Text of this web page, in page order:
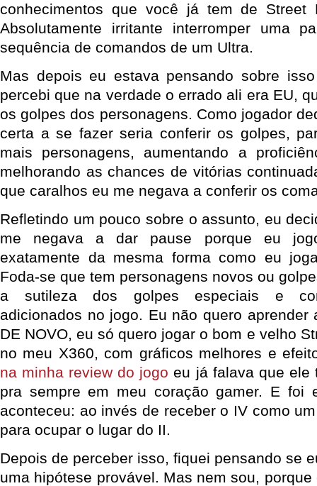
conhecimentos que você já tem de Street
Absolutamente irritante interromper uma
sequência de comandos de um Ultra.
Mas depois eu estava pensando sobre
percebi que na verdade o errado ali era EU,
os golpes dos personagens. Como jogador
certa a se fazer seria conferir os golpes,
mais personagens, aumentando a
melhorando as chances de vitórias
que caralhos eu me negava a conferir os
Refletindo um pouco sobre o assunto, eu
me negava a dar pause porque eu
exatamente da mesma forma como eu
Foda-se que tem personagens novos ou
a sutileza dos golpes especiais e
adicionados no jogo. Eu não quero aprender
DE NOVO, eu só quero jogar o bom e velho
no meu X360, com gráficos melhores e
na minha review do jogo eu já falava que ele
pra sempre em meu coração gamer. E foi
aconteceu: ao invés de receber o IV como
para ocupar o lugar do II.
Depois de perceber isso, fiquei pensando se
uma hipótese provável. Mas nem sou,